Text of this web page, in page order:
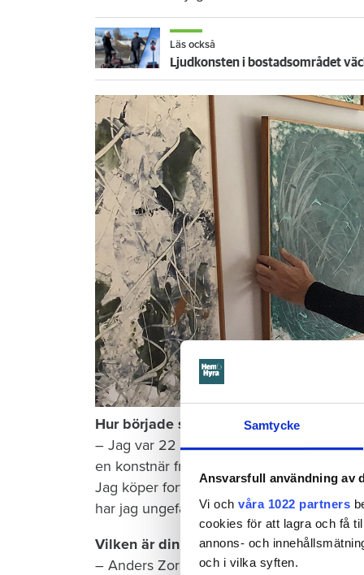
Samtycke
Ansvarsfull användning av
Vi och våra 1022 partners
cookies för att lagra och få
annons- och
och i vilka syften.
Läs också
Ljudkonsten i bostadsområdet
Hur började samlandet?
– Jag var 22 år och hängde med en
en konstnär från Viken. Kort efter det
Jag köper fortfarande på auktioner och
har jag ungefär 300 förvarade.
Vilken är din favoritkonstnär?
– Anders Zorn. För hans yrkesskicklighet.